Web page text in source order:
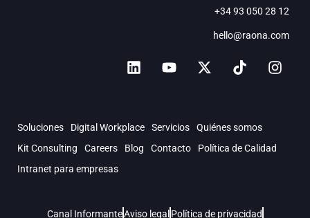
+34 93 050 28 12
hello@raona.com
Soluciones Digital Workplace Servicios
Quiénes somos
Kit Consulting
Careers Blog Contacto
Política de Calidad
Intranet para empresas
Canal InformanteAviso legal Política de privacidad